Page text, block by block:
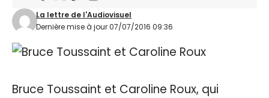
Dernière mise à jour 07/07/2016 09:36
La lettre de l'Audiovisuel
Bruce Toussaint et Caroline Roux, qui